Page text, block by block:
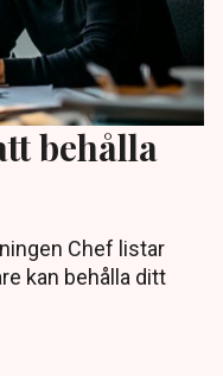
behålla
Chef listar
kan behålla ditt